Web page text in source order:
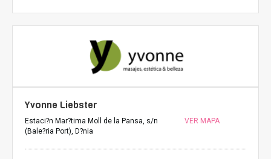
Yvonne Liebster
Estaci?n Mar?tima Moll de la Pansa, s/n
(Bale?ria Port), D?nia
VER MAPA